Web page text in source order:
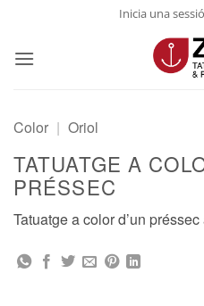
content
Inicia una sessió
Color | Oriol
TATUATGE A
PRÉSSEC
Tatuatge a color d’un